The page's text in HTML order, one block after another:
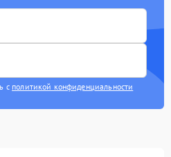
с политикой конфиденциальности